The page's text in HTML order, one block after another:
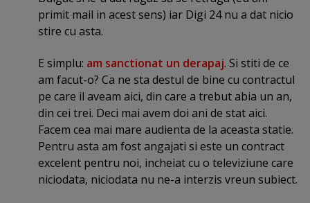
primit mail in acest sens) iar Digi 24 nu a dat nicio
stire cu asta.
E simplu: am sanctionat un derapaj. Si stiti de ce
am facut-o? Ca ne sta destul de bine cu contractul
pe care il aveam aici, din care a trebut abia un an,
din cei trei. Deci mai avem doi ani de stat aici.
Facem cea mai mare audienta de la aceasta statie.
Pentru asta am fost angajati si este un contract
excelent pentru noi, incheiat cu o televiziune care
niciodata, niciodata nu ne-a interzis vreun subiect.